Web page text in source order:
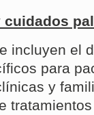
incluyen el
para
y